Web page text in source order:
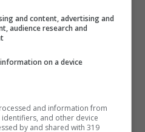
auto che
and content, advertising and
audience research and
on a device
and information from
and other device
by and shared with 319